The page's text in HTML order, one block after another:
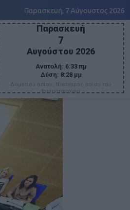
Παρασκευή, 7 Αύγουστος 2026
Παρασκευή
7
Αυγούστου 2026
Ανατολή: 6:33 πμ
Δύση: 8:28 μμ
Δομετίου οσίου, Νικάνορος οσίου του
θαυματουργού